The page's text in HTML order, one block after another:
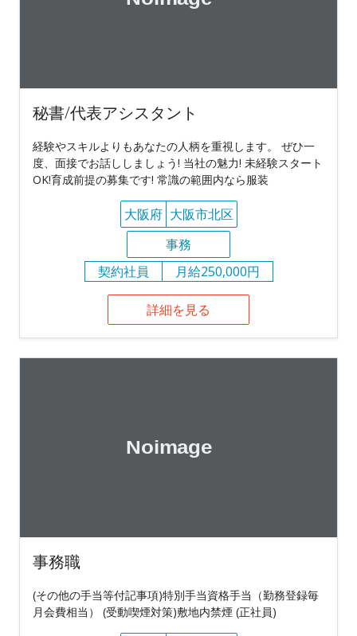
秘書/代表アシスタント
経験やスキルよりもあなたの人柄を重視します。 ぜひ一
度、面接でお話ししましょう! 当社の魅力! 未経験スタート
OK!育成前提の募集です! 常識の範囲内なら服装
大阪府 大阪市北区
事務
契約社員
月給250,000円
詳細を見る
事務職
(その他の手当等付記事項)特別手当資格手当（勤務登録毎
月会費相当） (受動喫煙対策)敷地内禁煙 (正社員)